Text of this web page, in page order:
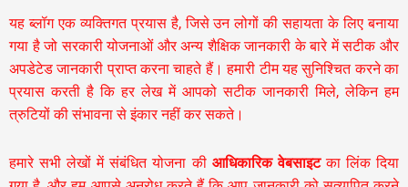
यह ब्लॉग एक व्यक्तिगत प्रयास है, जिसे उन लोगों की सहायता के लिए बनाया
गया है जो सरकारी योजनाओं और अन्य शैक्षिक जानकारी के बारे में सटीक और
अपडेटेड जानकारी प्राप्त करना चाहते हैं। हमारी टीम यह सुनिश्चित करने का
प्रयास करती है कि हर लेख में आपको सटीक जानकारी मिले, लेकिन हम
त्रुटियों की संभावना से इंकार नहीं कर सकते।
हमारे सभी लेखों में संबंधित योजना की आधिकारिक वेबसाइटका लिंक दिया